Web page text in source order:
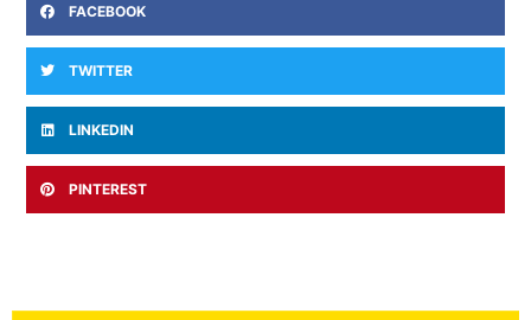
FACEBOOK
TWITTER
LINKEDIN
PINTEREST